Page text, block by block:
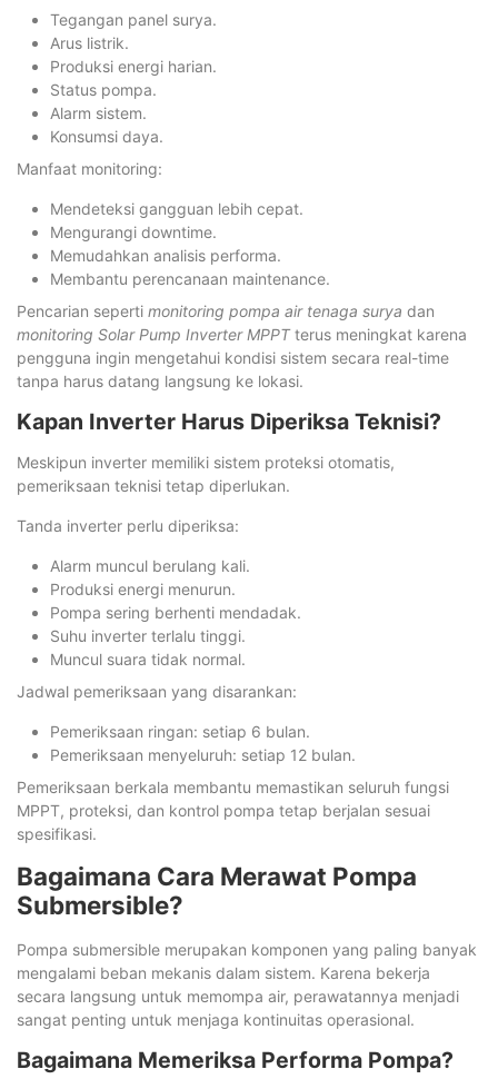
Tegangan panel surya.
Arus listrik.
Produksi energi harian.
Status pompa.
Alarm sistem.
Konsumsi daya.
Manfaat monitoring:
Mendeteksi gangguan lebih cepat.
Mengurangi downtime.
Memudahkan analisis performa.
Membantu perencanaan maintenance.
Pencarian seperti monitoring pompa air tenaga surya dan
monitoring Solar Pump Inverter MPPTterus meningkat karena
pengguna ingin mengetahui kondisi sistem secara real-time
tanpa harus datang langsung ke lokasi.
Kapan Inverter Harus Diperiksa Teknisi?
Meskipun inverter memiliki sistem proteksi otomatis,
pemeriksaan teknisi tetap diperlukan.
Tanda inverter perlu diperiksa:
Alarm muncul berulang kali.
Produksi energi menurun.
Pompa sering berhenti mendadak.
Suhu inverter terlalu tinggi.
Muncul suara tidak normal.
Jadwal pemeriksaan yang disarankan:
Pemeriksaan ringan: setiap 6 bulan.
Pemeriksaan menyeluruh: setiap 12 bulan.
Pemeriksaan berkala membantu memastikan seluruh fungsi
MPPT, proteksi, dan kontrol pompa tetap berjalan sesuai
spesifikasi.
Bagaimana Cara Merawat Pompa
Submersible?
Pompa submersible merupakan komponen yang paling banyak
mengalami beban mekanis dalam sistem. Karena bekerja
secara langsung untuk memompa air, perawatannya menjadi
sangat penting untuk menjaga kontinuitas operasional.
Bagaimana Memeriksa Performa Pompa?